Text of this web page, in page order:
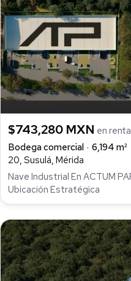
$743,280 MXN en renta
Bodega comercial
6,194 m²
20, Susulá, Mérida
Nave Industrial En ACTUM
Ubicación Estratégica